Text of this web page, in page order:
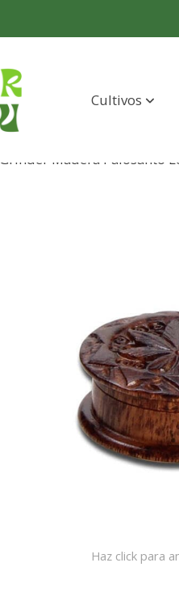
Cultivos
Grinder Madera Palosanto
Haz click para